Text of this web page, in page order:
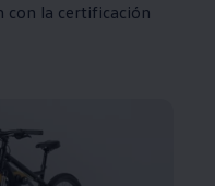
con la certificación